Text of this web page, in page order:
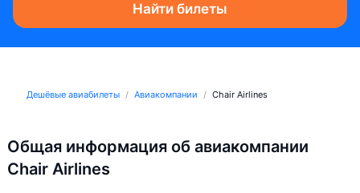
Найти билеты
Дешёвые авиабилеты Авиакомпании Chair Airlines
Общая информация об авиакомпании
Chair Airlines